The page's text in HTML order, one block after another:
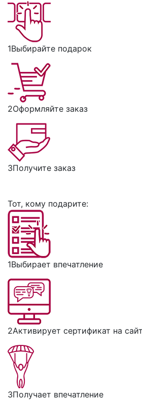
1Выбирайте подарок
2Оформляйте заказ
3Получите заказ
Тот, кому подарите:
1Выбирает впечатление
2Активирует сертификат на
3Получает впечатление